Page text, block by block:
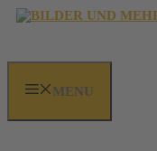
Zum
MENU